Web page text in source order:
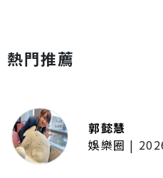
熱門推薦
郭懿慧
娛樂圈 |